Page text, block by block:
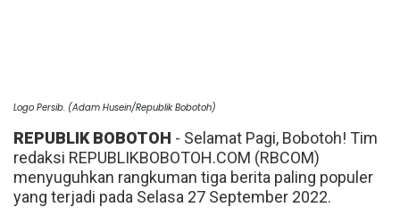
Logo Persib. (Adam Husein/Republik Bobotoh)
REPUBLIK BOBOTOH - Selamat Pagi, Bobotoh! Tim
redaksi REPUBLIKBOBOTOH.COM (RBCOM)
menyuguhkan rangkuman tiga berita paling populer
yang terjadi pada Selasa 27 September 2022.